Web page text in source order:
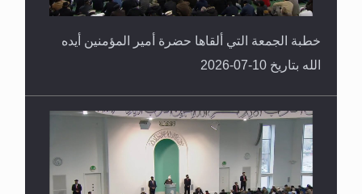
خطبة الجمعة التي ألقاها حضرة أمير المؤمنين أيده
الله بتاريخ 10-07-2026